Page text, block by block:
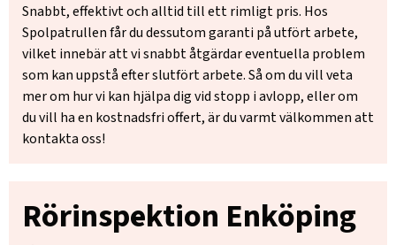
Snabbt, effektivt och alltid till ett rimligt pris. Hos
Spolpatrullen får du dessutom garanti på utfört arbete,
vilket innebär att vi snabbt åtgärdar eventuella problem
som kan uppstå efter slutfört arbete. Så om du vill veta
mer om hur vi kan hjälpa dig vid stopp i avlopp, eller om
du vill ha en kostnadsfri offert, är du varmt välkommen att
kontakta oss!
Rörinspektion Enköping